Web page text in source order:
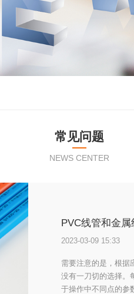
常见问题
NEWS CENTER
PVC线管和金
2023-03-09 15:33
需要注意的是，根据
没有一刀切的选择。
于操作中不同点的参